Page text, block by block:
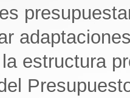
estructura